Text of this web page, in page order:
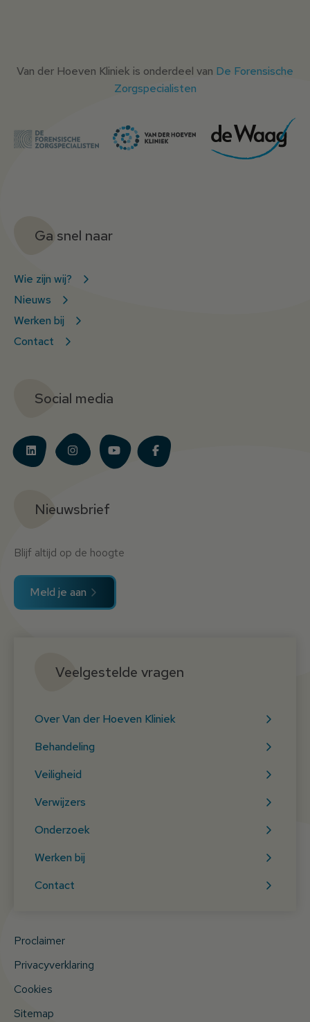
Van der Hoeven Kliniek is onderdeel van De Forensische
Zorgspecialisten
Ga snel naar
Wie zijn wij?
Nieuws
Werken bij
Contact
Social media
Nieuwsbrief
Blijf altijd op de hoogte
Meld je aan
Veelgestelde vragen
Over Van der Hoeven Kliniek
Behandeling
Veiligheid
Verwijzers
Onderzoek
Werken bij
Contact
Proclaimer
Privacyverklaring
Cookies
Sitemap